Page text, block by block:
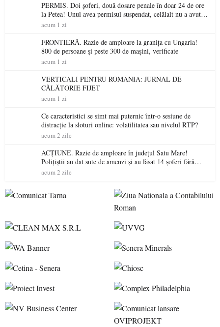
PERMIS. Doi șoferi, două dosare penale în doar 24 de ore
la Petea! Unul avea permisul suspendat, celălalt nu a avut
niciodată permis
acum 1 zi
FRONTIERĂ. Razie de amploare la granița cu Ungaria!
800 de persoane și peste 300 de mașini, verificate
acum 1 zi
VERTICALI PENTRU ROMÂNIA: JURNAL DE
CĂLĂTORIE FIJET
acum 1 zi
Ce caracteristici se simt mai puternic într-o sesiune de
distracție la sloturi online: volatilitatea sau nivelul RTP?
acum 2 zile
ACȚIUNE. Razie de amploare în județul Satu Mare!
Polițiștii au dat sute de amenzi și au lăsat 14 șoferi fără
permis într-o singură zi
acum 2 zile